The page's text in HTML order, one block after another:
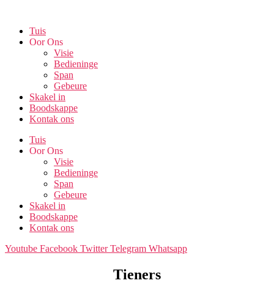
content
Tuis
Oor Ons
Visie
Bedieninge
Span
Gebeure
Skakel in
Boodskappe
Kontak ons
Tuis
Oor Ons
Visie
Bedieninge
Span
Gebeure
Skakel in
Boodskappe
Kontak ons
Youtube Facebook Twitter Telegram Whatsapp
Tieners